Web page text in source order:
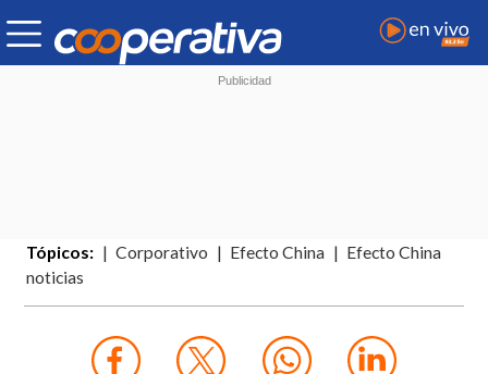
Tópicos: Corporativo Efecto China
Efecto China
noticias